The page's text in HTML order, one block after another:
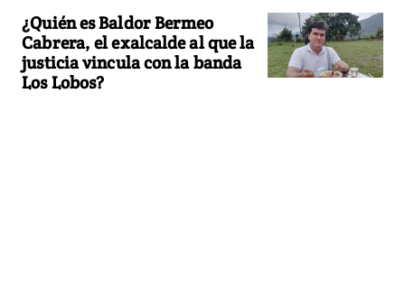
¿Quién es Baldor Bermeo
Cabrera, el exalcalde al que la
justicia vincula con la banda
Los Lobos?